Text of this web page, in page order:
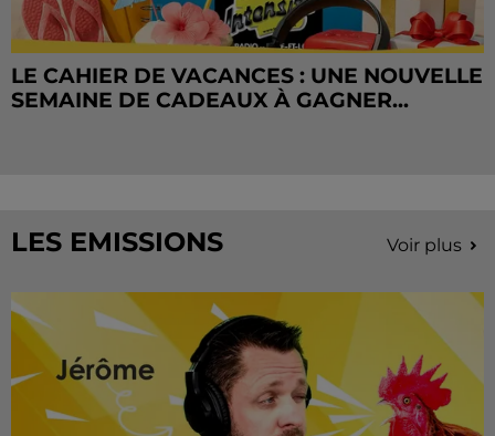
LE CAHIER DE VACANCES : UNE NOUVELLE
SEMAINE DE CADEAUX À GAGNER...
LES EMISSIONS Voir plus